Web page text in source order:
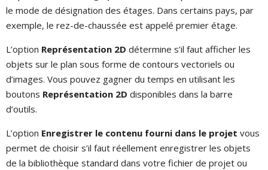
le mode de désignation des étages. Dans certains pays, par
exemple, le rez-de-chaussée est appelé premier étage.
L’option Représentation 2D détermine s’il faut afficher les
objets sur le plan sous forme de contours vectoriels ou
d’images. Vous pouvez gagner du temps en utilisant les
boutons Représentation 2D disponibles dans la barre
d’outils.
L’option Enregistrer le contenu fourni dans le projet vous
permet de choisir s’il faut réellement enregistrer les objets
de la bibliothèque standard dans votre fichier de projet ou